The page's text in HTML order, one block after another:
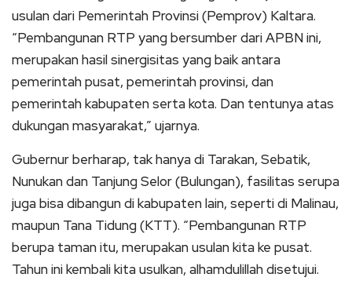
usulan dari Pemerintah Provinsi (Pemprov) Kaltara.
“Pembangunan RTP yang bersumber dari APBN ini,
merupakan hasil sinergisitas yang baik antara
pemerintah pusat, pemerintah provinsi, dan
pemerintah kabupaten serta kota. Dan tentunya atas
dukungan masyarakat,” ujarnya.
Gubernur berharap, tak hanya di Tarakan, Sebatik,
Nunukan dan Tanjung Selor (Bulungan), fasilitas serupa
juga bisa dibangun di kabupaten lain, seperti di Malinau,
maupun Tana Tidung (KTT). “Pembangunan RTP
berupa taman itu, merupakan usulan kita ke pusat.
Tahun ini kembali kita usulkan, alhamdulillah disetujui.